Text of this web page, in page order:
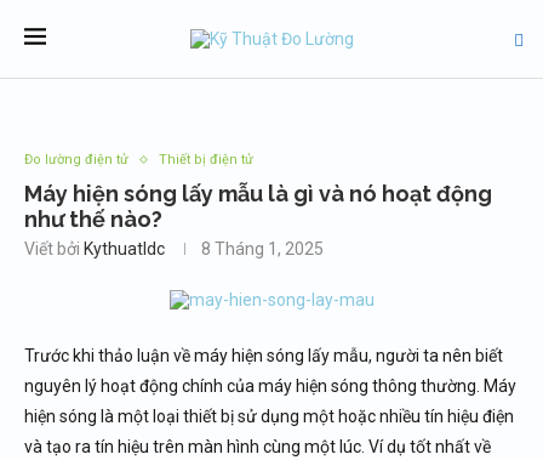
Đo lường điện tử Thiết bị điện tử
Máy hiện sóng lấy mẫu là gì và nó hoạt động
như thế nào?
Viết bởi Kythuatldc 8 Tháng 1, 2025
Trước khi thảo luận về máy hiện sóng lấy mẫu, người ta nên biết
nguyên lý hoạt động chính của máy hiện sóng thông thường. Máy
hiện sóng là một loại thiết bị sử dụng một hoặc nhiều tín hiệu điện
và tạo ra tín hiệu trên màn hình cùng một lúc. Ví dụ tốt nhất về